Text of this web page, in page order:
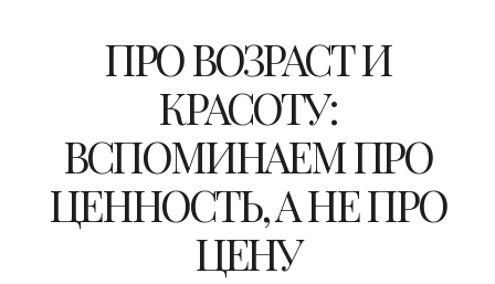
ПРО ВОЗРАСТ И
КРАСОТУ:
ВСПОМИНАЕМ ПРО
ЦЕННОСТЬ, А НЕ ПРО
ЦЕНУ